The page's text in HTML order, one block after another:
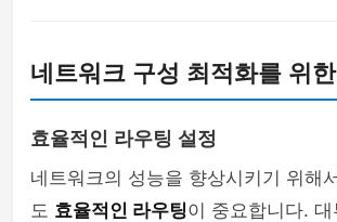
네트워크 구성 최적화를 위
효율적인 라우팅 설정
네트워크의 성능을 향상시키기 위해
도 효율적인 라우팅이 중요합니다.